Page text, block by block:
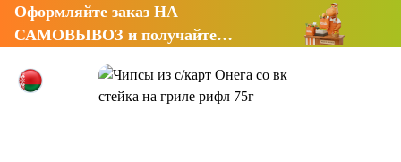
Оформляйте заказ НА
САМОВЫВОЗ и получайте